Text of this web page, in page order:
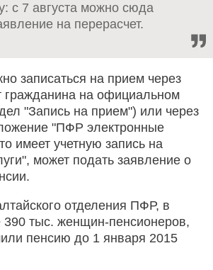
с 7 августа можно сюда
на перерасчет.
записаться на прием через
гражданина на официальном
"Запись на прием") или через
"ПФР электронные
имеет учетную запись на
может подать заявление о
отделения ПФР, в
390 тыс. женщин-пенсионеров,
пенсию до 1 января 2015